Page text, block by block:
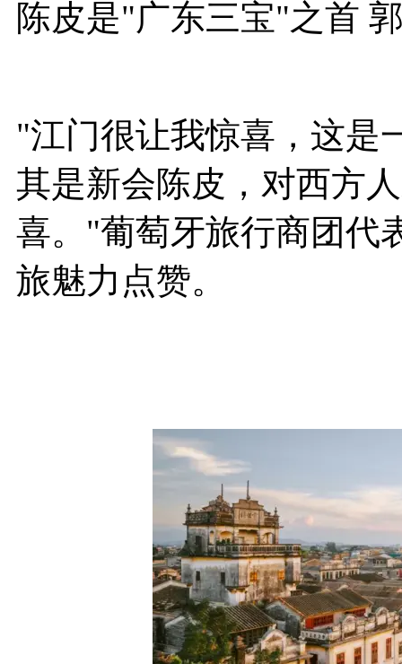
陈皮是"广东三宝"之首
"江门很让我惊喜，这是
其是新会陈皮，对西方
喜。"葡萄牙旅行商团代
旅魅力点赞。